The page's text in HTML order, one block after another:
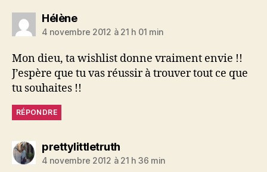
Hélènedit :
4 novembre 2012 à 21 h 01 min
Mon dieu, ta wishlist donne vraiment envie !!
J’espère que tu vas réussir à trouver tout ce que
tu souhaites !!
RÉPONDRE
prettylittletruthdit :
4 novembre 2012 à 21 h 36 min